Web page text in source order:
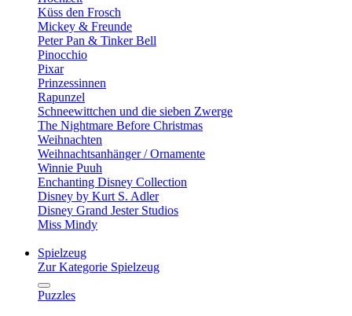
Küss den Frosch
Mickey & Freunde
Peter Pan & Tinker Bell
Pinocchio
Pixar
Prinzessinnen
Rapunzel
Schneewittchen und die sieben Zwerge
The Nightmare Before Christmas
Weihnachten
Weihnachtsanhänger / Ornamente
Winnie Puuh
Enchanting Disney Collection
Disney by Kurt S. Adler
Disney Grand Jester Studios
Miss Mindy
Spielzeug
Zur Kategorie Spielzeug
Puzzles